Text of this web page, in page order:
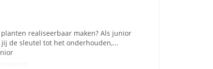
realiseerbaar maken? Als junior
de sleutel tot het onderhouden,...